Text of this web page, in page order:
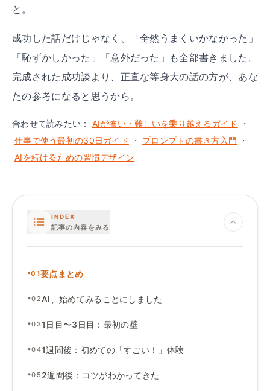
と。
成功した話だけじゃなく、「全然うまくいかなかった」
「恥ずかしかった」「意外だった」も全部書きました。
完成された成功談より、正直な等身大の話の方が、あな
たの参考になると思うから。
合わせて読みたい： AIが怖い・難しいを乗り越えるガイド
・
仕事で使う最初の30日ガイド
・ プロンプトの書き方入門
・
AIを続けるための習慣デザイン
INDEX
記事の内容をみる
•01要点まとめ
•02AI 始めてみることにしました
•031日目〜3日目 ： 最初の壁
•041週間後 ： 初めての「すごい ！ 」体験
•05 2週間後 ： コツがわかってきた